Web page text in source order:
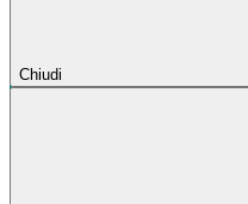
Chiudi